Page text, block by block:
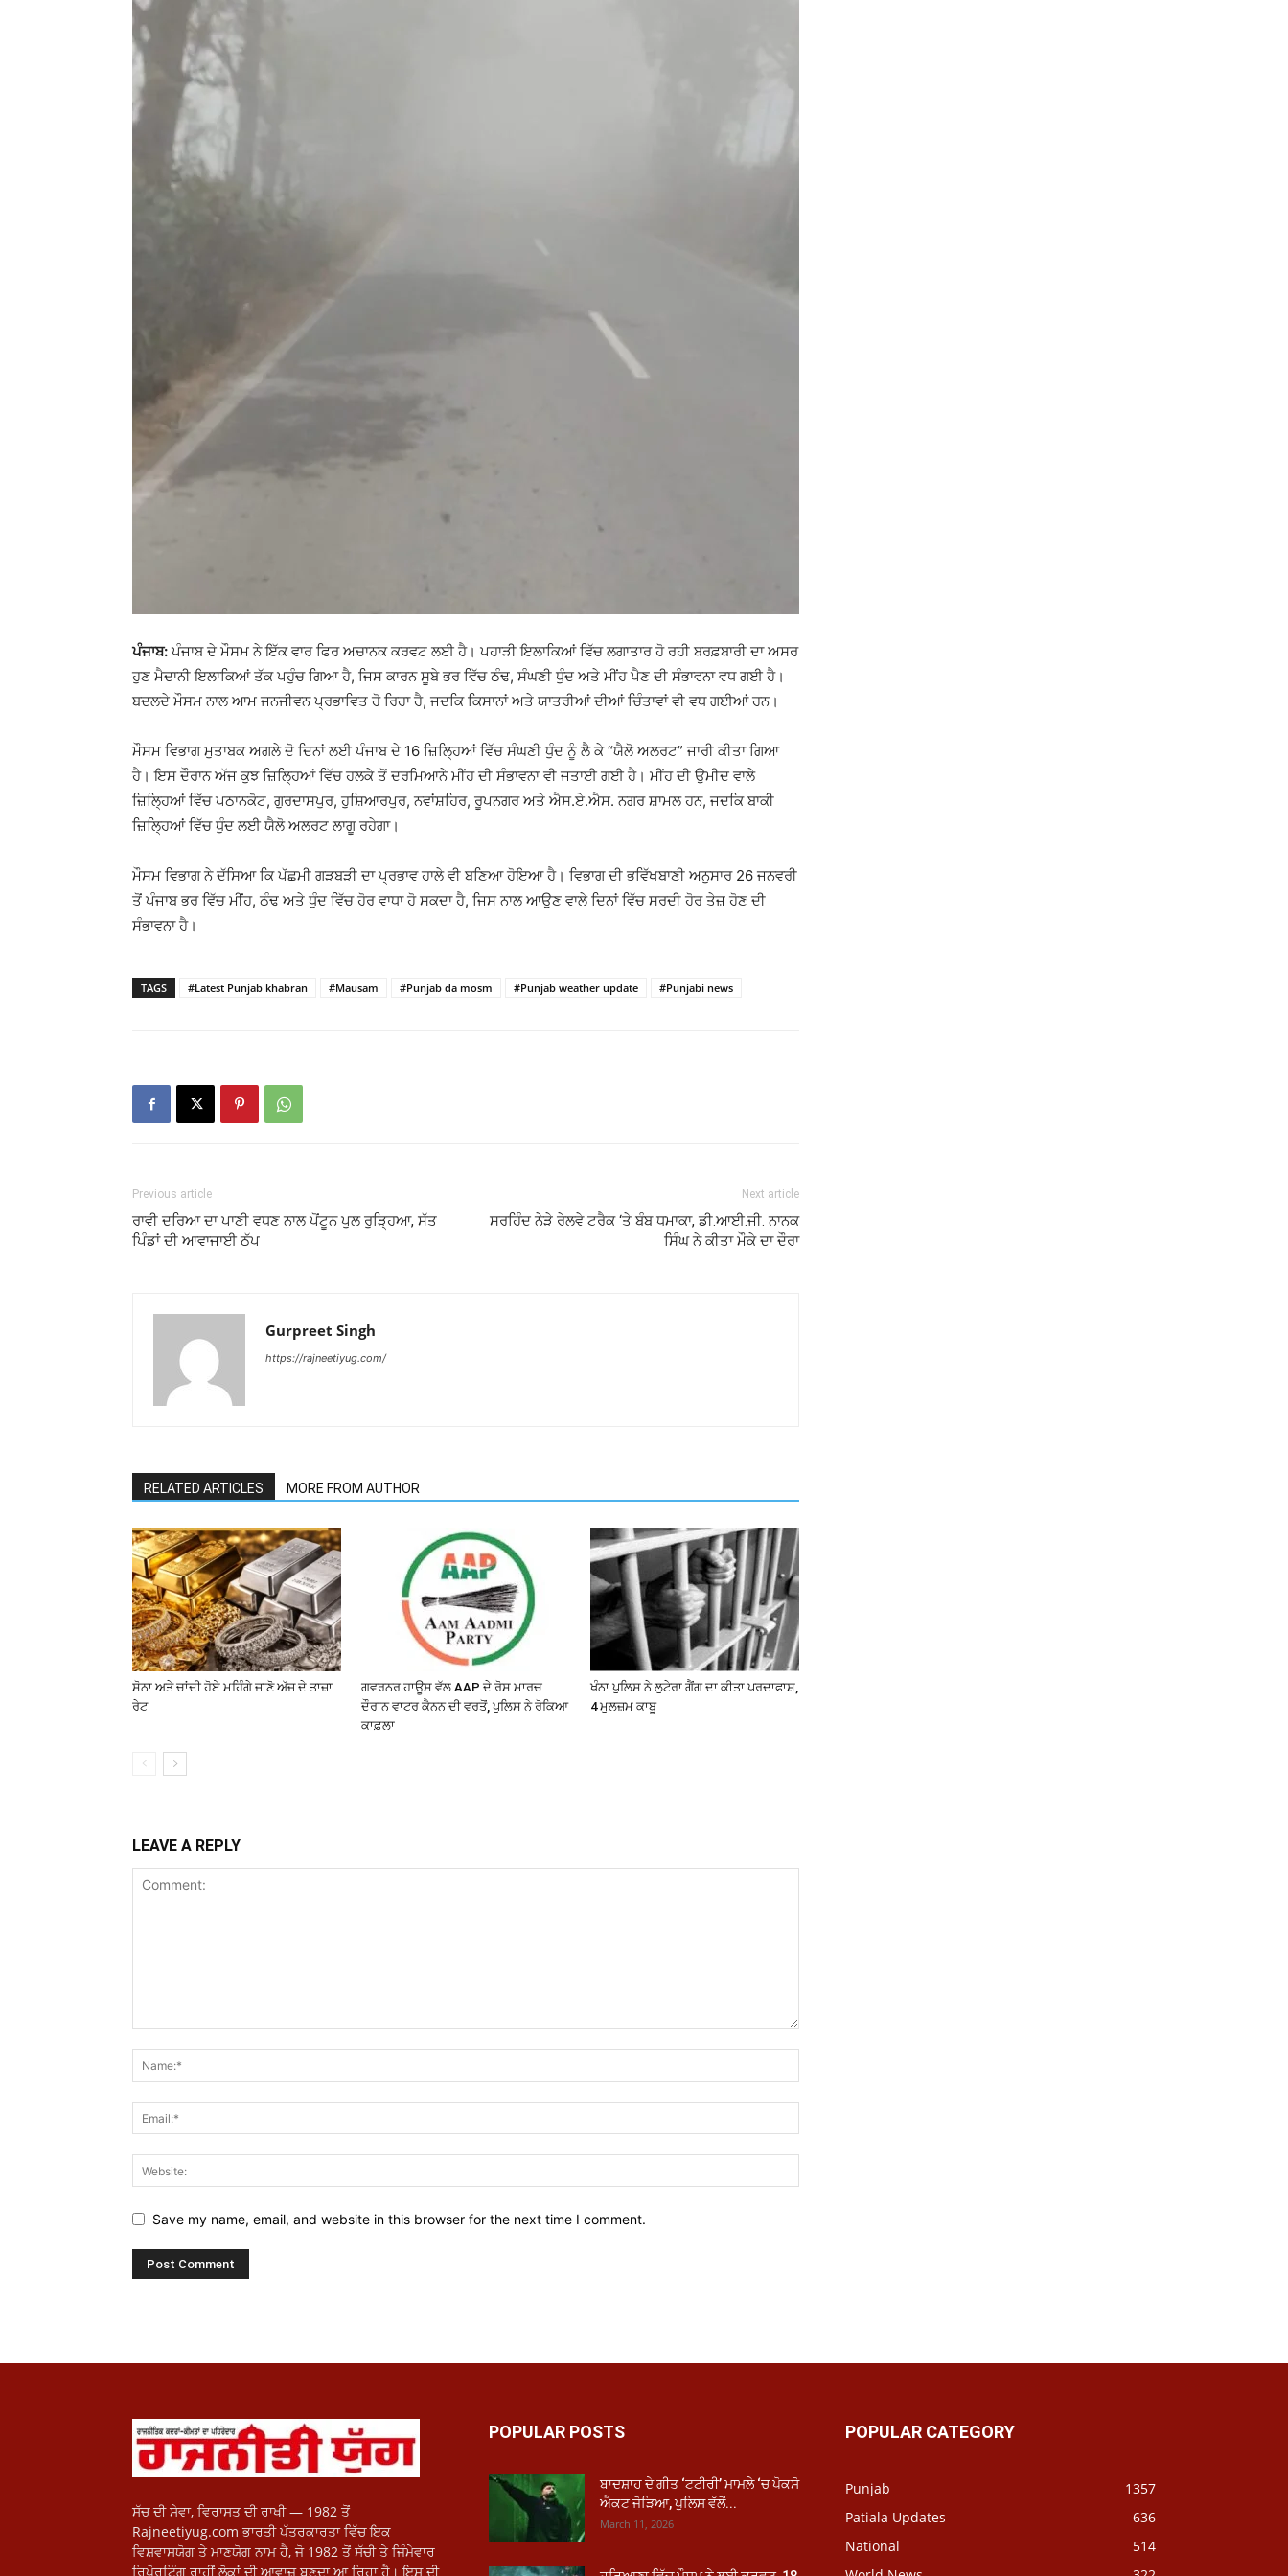
ਪੰਜਾਬ: ਪੰਜਾਬ ਦੇ ਮੌਸਮ ਨੇ ਇੱਕ ਵਾਰ ਫਿਰ ਅਚਾਨਕ ਕਰਵਟ ਲਈ ਹੈ। ਪਹਾੜੀ ਇਲਾਕਿਆਂ ਵਿੱਚ ਲਗਾਤਾਰ ਹੋ ਰਹੀ ਬਰਫ਼ਬਾਰੀ ਦਾ ਅਸਰ
ਹੁਣ ਮੈਦਾਨੀ ਇਲਾਕਿਆਂ ਤੱਕ ਪਹੁੰਚ ਗਿਆ ਹੈ, ਜਿਸ ਕਾਰਨ ਸੂਬੇ ਭਰ ਵਿੱਚ ਠੰਢ, ਸੰਘਣੀ ਧੁੰਦ ਅਤੇ ਮੀਂਹ ਪੈਣ ਦੀ ਸੰਭਾਵਨਾ ਵਧ ਗਈ ਹੈ।
ਬਦਲਦੇ ਮੌਸਮ ਨਾਲ ਆਮ ਜਨਜੀਵਨ ਪ੍ਰਭਾਵਿਤ ਹੋ ਰਿਹਾ ਹੈ, ਜਦਕਿ ਕਿਸਾਨਾਂ ਅਤੇ ਯਾਤਰੀਆਂ ਦੀਆਂ ਚਿੰਤਾਵਾਂ ਵੀ ਵਧ ਗਈਆਂ ਹਨ।
ਮੌਸਮ ਵਿਭਾਗ ਮੁਤਾਬਕ ਅਗਲੇ ਦੋ ਦਿਨਾਂ ਲਈ ਪੰਜਾਬ ਦੇ 16 ਜ਼ਿਲ੍ਹਿਆਂ ਵਿੱਚ ਸੰਘਣੀ ਧੁੰਦ ਨੂੰ ਲੈ ਕੇ “ਯੈਲੋ ਅਲਰਟ” ਜਾਰੀ ਕੀਤਾ ਗਿਆ
ਹੈ। ਇਸ ਦੌਰਾਨ ਅੱਜ ਕੁਝ ਜ਼ਿਲ੍ਹਿਆਂ ਵਿੱਚ ਹਲਕੇ ਤੋਂ ਦਰਮਿਆਨੇ ਮੀਂਹ ਦੀ ਸੰਭਾਵਨਾ ਵੀ ਜਤਾਈ ਗਈ ਹੈ। ਮੀਂਹ ਦੀ ਉਮੀਦ ਵਾਲੇ
ਜ਼ਿਲ੍ਹਿਆਂ ਵਿੱਚ ਪਠਾਨਕੋਟ, ਗੁਰਦਾਸਪੁਰ, ਹੁਸ਼ਿਆਰਪੁਰ, ਨਵਾਂਸ਼ਹਿਰ, ਰੂਪਨਗਰ ਅਤੇ ਐਸ.ਏ.ਐਸ. ਨਗਰ ਸ਼ਾਮਲ ਹਨ, ਜਦਕਿ ਬਾਕੀ
ਜ਼ਿਲ੍ਹਿਆਂ ਵਿੱਚ ਧੁੰਦ ਲਈ ਯੈਲੋ ਅਲਰਟ ਲਾਗੂ ਰਹੇਗਾ।
ਮੌਸਮ ਵਿਭਾਗ ਨੇ ਦੱਸਿਆ ਕਿ ਪੱਛਮੀ ਗੜਬੜੀ ਦਾ ਪ੍ਰਭਾਵ ਹਾਲੇ ਵੀ ਬਣਿਆ ਹੋਇਆ ਹੈ। ਵਿਭਾਗ ਦੀ ਭਵਿੱਖਬਾਣੀ ਅਨੁਸਾਰ 26 ਜਨਵਰੀ
ਤੋਂ ਪੰਜਾਬ ਭਰ ਵਿੱਚ ਮੀਂਹ, ਠੰਢ ਅਤੇ ਧੁੰਦ ਵਿੱਚ ਹੋਰ ਵਾਧਾ ਹੋ ਸਕਦਾ ਹੈ, ਜਿਸ ਨਾਲ ਆਉਣ ਵਾਲੇ ਦਿਨਾਂ ਵਿੱਚ ਸਰਦੀ ਹੋਰ ਤੇਜ਼ ਹੋਣ ਦੀ
ਸੰਭਾਵਨਾ ਹੈ।
TAGS #Latest Punjab khabran #Mausam #Punjab da mosm #Punjab weather update #Punjabi news
Previous article
ਰਾਵੀ ਦਰਿਆ ਦਾ ਪਾਣੀ ਵਧਣ ਨਾਲ ਪੋਂਟੂਨ ਪੁਲ ਰੁੜ੍ਹਿਆ, ਸੱਤ
ਪਿੰਡਾਂ ਦੀ ਆਵਾਜਾਈ ਠੱਪ
Next article
ਸਰਹਿੰਦ ਨੇੜੇ ਰੇਲਵੇ ਟਰੈਕ ‘ਤੇ ਬੰਬ ਧਮਾਕਾ, ਡੀ.ਆਈ.ਜੀ. ਨਾਨਕ
ਸਿੰਘ ਨੇ ਕੀਤਾ ਮੌਕੇ ਦਾ ਦੌਰਾ
Gurpreet Singh
https://rajneetiyug.com/
RELATED ARTICLES MORE FROM AUTHOR
ਸੋਨਾ ਅਤੇ ਚਾਂਦੀ ਹੋਏ ਮਹਿੰਗੇ ਜਾਣੋ ਅੱਜ ਦੇ ਤਾਜ਼ਾ
ਰੇਟ
ਗਵਰਨਰ ਹਾਊਸ ਵੱਲ AAP ਦੇ ਰੋਸ ਮਾਰਚ
ਦੌਰਾਨ ਵਾਟਰ ਕੈਨਨ ਦੀ ਵਰਤੋਂ, ਪੁਲਿਸ ਨੇ ਰੋਕਿਆ
ਕਾਫ਼ਲਾ
ਖੰਨਾ ਪੁਲਿਸ ਨੇ ਲੁਟੇਰਾ ਗੈਂਗ ਦਾ ਕੀਤਾ ਪਰਦਾਫਾਸ਼,
4 ਮੁਲਜ਼ਮ ਕਾਬੂ
LEAVE A REPLY
Save my name, email, and website in this browser for the next time I comment.
ਸੱਚ ਦੀ ਸੇਵਾ, ਵਿਰਾਸਤ ਦੀ ਰਾਖੀ — 1982 ਤੋਂ
Rajneetiyug.com ਭਾਰਤੀ ਪੱਤਰਕਾਰਤਾ ਵਿੱਚ ਇਕ
ਵਿਸ਼ਵਾਸਯੋਗ ਤੇ ਮਾਣਯੋਗ ਨਾਮ ਹੈ, ਜੋ 1982 ਤੋਂ ਸੱਚੀ ਤੇ ਜਿੰਮੇਵਾਰ
ਰਿਪੋਰਟਿੰਗ ਰਾਹੀਂ ਲੋਕਾਂ ਦੀ ਆਵਾਜ਼ ਬਣਦਾ ਆ ਰਿਹਾ ਹੈ। ਇਸ ਦੀ
POPULAR POSTS
ਬਾਦਸ਼ਾਹ ਦੇ ਗੀਤ ‘ਟਟੀਰੀ’ ਮਾਮਲੇ ‘ਚ ਪੋਕਸੋ
ਐਕਟ ਜੋੜਿਆ, ਪੁਲਿਸ ਵੱਲੋਂ...
March 11, 2026
POPULAR CATEGORY
Punjab
1357
Patiala Updates
636
National
514